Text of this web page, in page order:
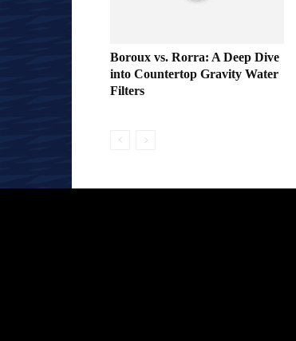
Boroux vs. Rorra: A Deep Dive
into Countertop Gravity Water
Filters